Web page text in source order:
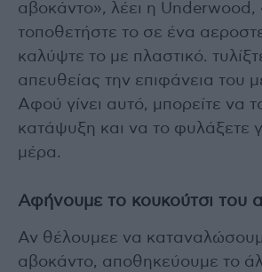
αβοκάντο», λέει η Underwood,
τοποθετήστε το σε ένα
καλύψτε το με πλαστικό.
απευθείας την επιφάνεια του
Αφού γίνει αυτό, μπορείτε να
κατάψυξη και να το φυλάξετε
μέρα.
Αφήνουμε το κουκούτσι του
Αν θέλουμεε να
αβοκάντο, αποθηκεύουμε το